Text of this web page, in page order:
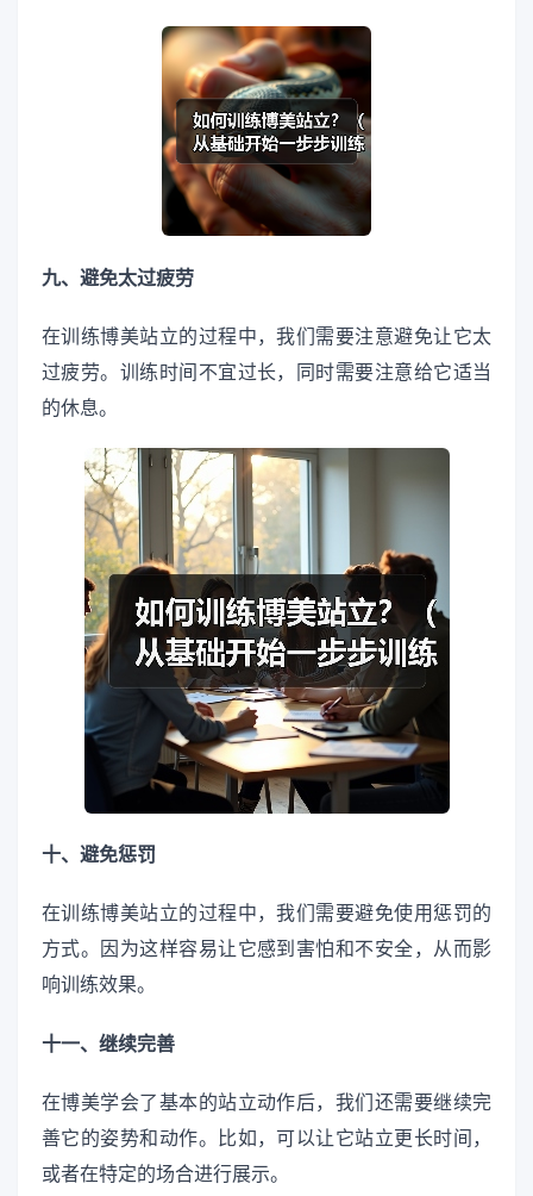
九、避免太过疲劳
在训练博美站立的过程中，我们需要注意避免让它太
过疲劳。训练时间不宜过长，同时需要注意给它适当
的休息。
十、避免惩罚
在训练博美站立的过程中，我们需要避免使用惩罚的
方式。因为这样容易让它感到害怕和不安全，从而影
响训练效果。
十一、继续完善
在博美学会了基本的站立动作后，我们还需要继续完
善它的姿势和动作。比如，可以让它站立更长时间，
或者在特定的场合进行展示。